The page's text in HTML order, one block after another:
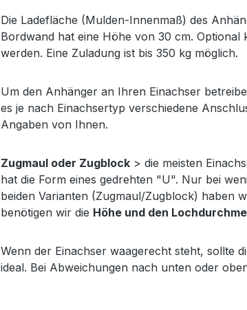
Die Ladefläche (Mulden-Innenmaß) des
Bordwand hat eine Höhe von 30 cm.
werden. Eine Zuladung ist bis 350 kg möglich.
Um den Anhänger an Ihren Einachser
es je nach Einachsertyp verschiedene
Angaben von Ihnen.
Zugmaul oder Zugblock > die meisten
hat die Form eines gedrehten "U". Nur bei
beiden Varianten (Zugmaul/Zugblock) haben
benötigen wir die Höhe und den
Wenn der Einachser waagerecht steht, sollte
ideal. Bei Abweichungen nach unten oder